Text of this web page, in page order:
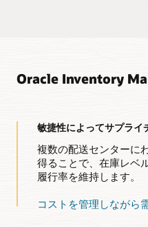
意思決定の強化
包括的なダッシュボードを
示し、複数の施設で行動し
在庫の可視化と管理（
て各品目事業所の最適な在
し、過剰在庫または在庫切
min-maxや定期的再在庫な
大規模な操作には、Oracle
Planning を使用します。
振替を利用した在庫の
収益性の最適化
会社のコスト構造とサプラ
企業間トランザクションの
営業事業所と利益センター
トランザクションを効率化
さずに、税金効率の高いト
Oracle Inventory
敏捷性によってサプライ
複数の配送センターに
得ることで、在庫レベ
履行率を維持します。
コストを管理しながら